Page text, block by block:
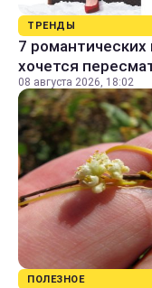
ТРЕНДЫ
7
хочется
08 августа 2026, 18:02
ПОЛЕЗНОЕ